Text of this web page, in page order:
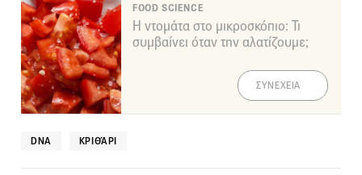
FOOD SCIENCE
Η ντομάτα στο μικροσκόπιο: Τι
συμβαίνει όταν την αλατίζουμε;
ΣΥΝΕΧΕΙΑ
DNA ΚΡΙΘΆΡΙ